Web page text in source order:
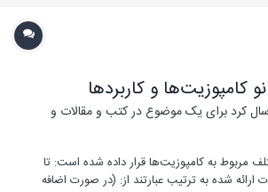
کامپوزیت‌ها و کاربردها
کرد برای یک موضوع درکتب و مقالات و
به کامپوزیت‌ها قرار داده شده است: تا
شده به ترتیب عبارتند از: (در صورت اضافه